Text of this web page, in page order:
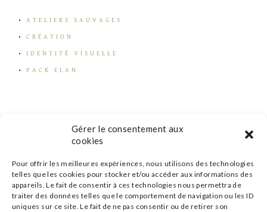
Gérer le consentement aux
cookies
Pour offrir les meilleures expériences, nous utilisons des technologies
telles que les cookies pour stocker et/ou accéder aux informations des
appareils. Le fait de consentir à ces technologies nous permettra de
traiter des données telles que le comportement de navigation ou les ID
uniques sur ce site. Le fait de ne pas consentir ou de retirer son
ATELIERS SAUVAGES
CRÉATION
IDENTITÉ VISUELLE
PACK ELAN